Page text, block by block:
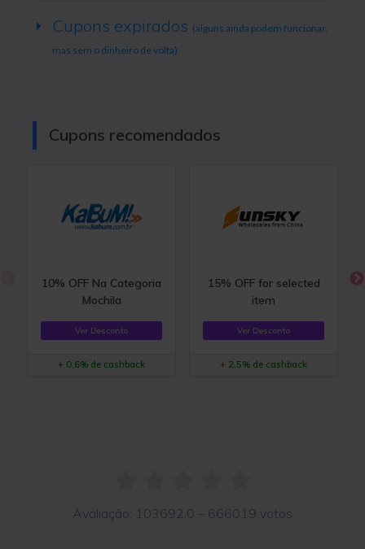
Cupons expirados (alguns ainda podem funcionar,
mas sem o dinheiro de volta)
Cupons recomendados
10% OFF Na Categoria
Mochila
Ver Desconto
+ 0,6% de cashback
15% OFF for selected
item
Ver Desconto
+ 2,5% de cashback
Avaliação: 103692.0 – 666019 votos